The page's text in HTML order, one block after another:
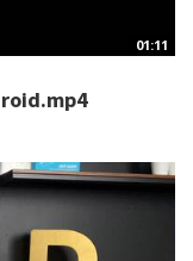
01:11